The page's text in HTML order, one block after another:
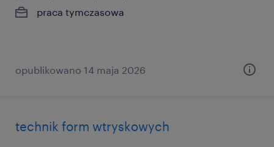
praca tymczasowa
opublikowano 14 maja 2026
technik form wtryskowych